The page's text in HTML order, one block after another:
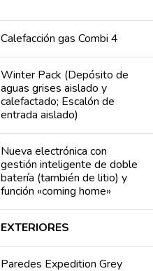
Calefacción gas Combi 4
Winter Pack (Depósito de
aguas grises aislado y
calefactado; Escalón de
entrada aislado)
Nueva electrónica con
gestión inteligente de doble
batería (también de litio) y
función «coming home»
EXTERIORES
Paredes Expedition Grey